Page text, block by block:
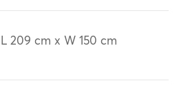
L 209 cm x W 150 cm